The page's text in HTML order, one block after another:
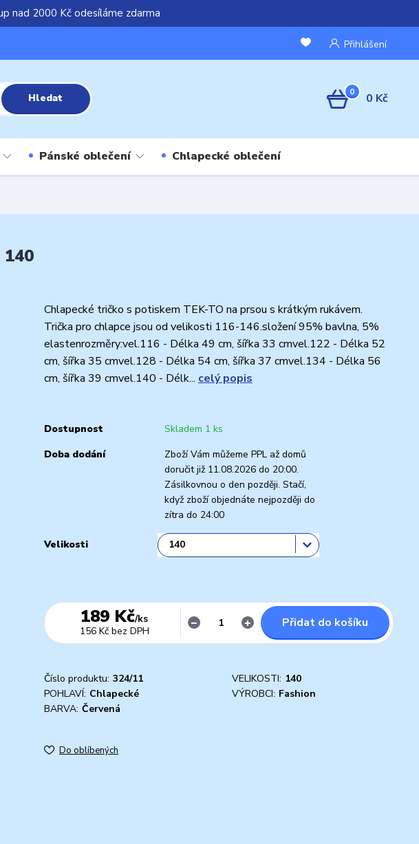
nad 2000 Kč odesíláme zdarma
Přihlášení
Hledat 0 0 Kč
Pánské oblečení Chlapecké oblečení
Chlapecké tričko s potiskem TEK-TO na prsou s krátkým rukávem.
Trička pro chlapce jsou od velikosti 116-146.složení 95% bavlna, 5%
elastenrozměry:vel.116 - Délka 49 cm, šířka 33 cmvel.122 - Délka 52
cm, šířka 35 cmvel.128 - Délka 54 cm, šířka 37 cmvel.134 - Délka 56
cm, šířka 39 cmvel.140 - Délk... celý popis
Dostupnost
Skladem 1 ks
Doba dodání
Zboží Vám můžeme PPL až domů
doručit již 11.08.2026 do 20:00.
Zásilkovnou o den později. Stačí,
když zboží objednáte nejpozději do
zítra do 24:00
Velikosti
189 Kč/ks
156 Kč bez DPH
Přidat do košíku
Číslo produktu: 324/11 VELIKOSTI: 140
POHLAVÍ: Chlapecké VÝROBCI: Fashion
BARVA: Červená
Do oblíbených